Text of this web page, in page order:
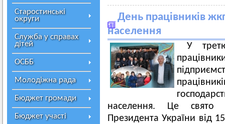
Старостинські
округи
Служба у справах
дітей
ОСББ
Молодіжна рада
Бюджет громади
Бюджет участі
День працівників
населення
У
населення. Це свято
Президента України від